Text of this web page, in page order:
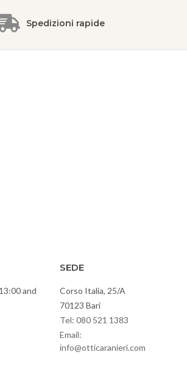
Spedizioni rapide
and
SEDE
Corso Italia, 25/A
70123 Bari
Tel: 080 521 1383
Email:
info@otticaranieri.com